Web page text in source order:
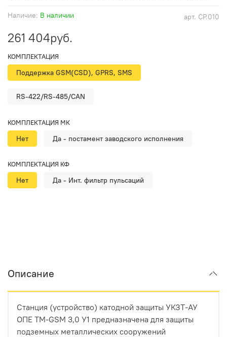
арт. CP.010
Наличие: В наличии
261 404руб.
КОМПЛЕКТАЦИЯ
Поддержка GSM(CSD), GPRS, SMS
RS-422/RS-485/CAN
КОМПЛЕКТАЦИЯ МК
Нет Да - постамент заводского исполнения
КОМПЛЕКТАЦИЯ КФ
Нет Да - Инт. фильтр пульсаций
Описание
Станция (устройство) катодной защиты УКЗТ-АУ
ОПЕ ТМ-GSM 3,0 У1 предназначена для защиты
подземных металлических сооружений